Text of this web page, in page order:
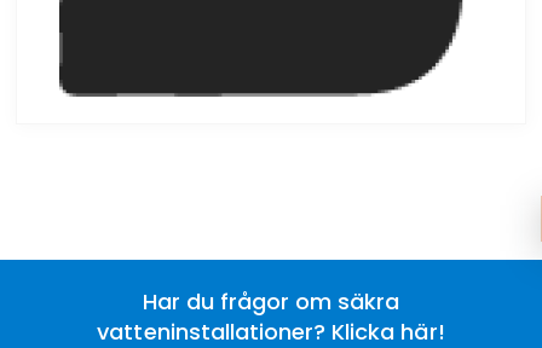
Har du frågor om säkra
vatteninstallationer? Klicka här!